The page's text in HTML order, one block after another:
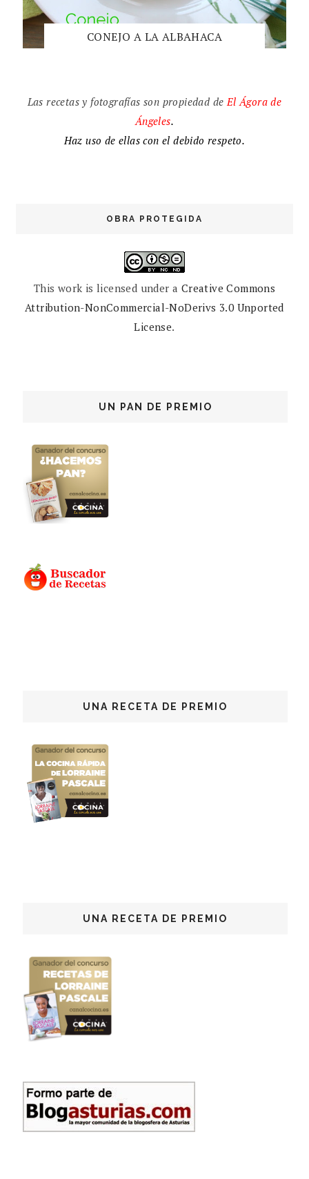
CONEJO A LA ALBAHACA
Las recetas y fotografías son propiedad de ElÁgora de
Ángeles.
Haz uso de ellas con el debido respeto.
OBRA PROTEGIDA
This work is licensed under a Creative Commons
Attribution-NonCommercial-NoDerivs 3.0 Unported
License.
UN PAN DE PREMIO
UNA RECETA DE PREMIO
UNA RECETA DE PREMIO